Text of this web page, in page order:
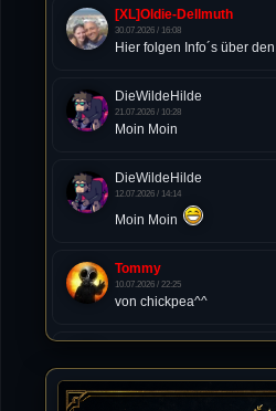
[XL]Oldie-Dellmuth
30.07.2026 / 16:08
Hier folgen Info´s über
DieWildeHilde
21.07.2026 / 10:28
Moin Moin
DieWildeHilde
12.07.2026 / 14:14
Moin Moin
Tommy
10.07.2026 / 22:25
von chickpea^^
Letzte Aktivität:
27. Dez 2023, 22:48